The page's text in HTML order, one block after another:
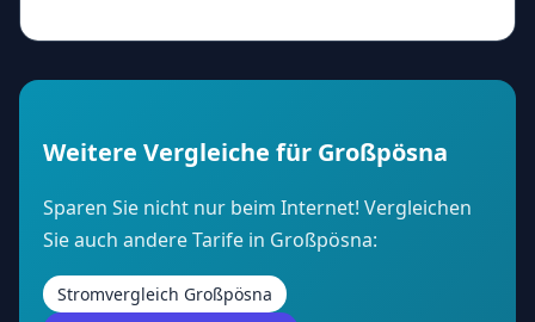
Weitere Vergleiche für Großpösna
Sparen Sie nicht nur beim Internet! Vergleichen
Sie auch andere Tarife in Großpösna:
Stromvergleich Großpösna